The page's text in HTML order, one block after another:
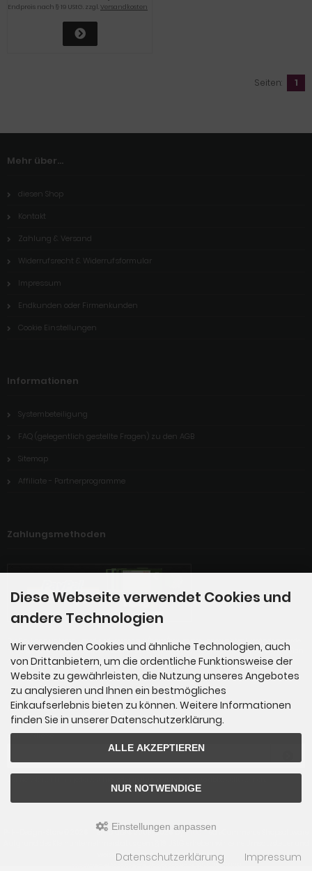
Endpreis nach § 19 UStG. zzgl.Versandkosten
Seiten: 1
Mehr über...
diesen Shop
Kontakt
Zahlung & Versand
Widerrufsrecht & Widerrufsformular
Impressum
Endkunden oder Firmenkunden
Cookie Einstellungen
Informationen
Systembeteiligung
FAQ (gelegentlich gestellte Fragen) zu den AGB
Sitemap
Affiliate - Partnerprogramme
Zahlungsmethoden
n. Die Sprachvariablen befinden sich in der Datei tpl_modified_responsive/lang/german/lan
g_german.custom.
Newsletter-Anmeldung
E-Mail-Adresse:
P-H-Design-Store © 2026 | Template © 2009-2026 bymodified eCommerce Shopsoftware
weisen diese daher auch nicht aus.
ified eCommerce Shopsoftware © 2009-2026
Diese Webseite verwendet Cookies und
andere Technologien
Wir verwenden Cookies und ähnliche Technologien, auch
von Drittanbietern, um die ordentliche Funktionsweise der
Website zu gewährleisten, die Nutzung unseres Angebotes
zu analysieren und Ihnen ein bestmögliches
Einkaufserlebnis bieten zu können. Weitere Informationen
finden Sie in unserer Datenschutzerklärung.
ALLE AKZEPTIEREN
NUR NOTWENDIGE
Einstellungen anpassen
Datenschutzerklärung Impressum